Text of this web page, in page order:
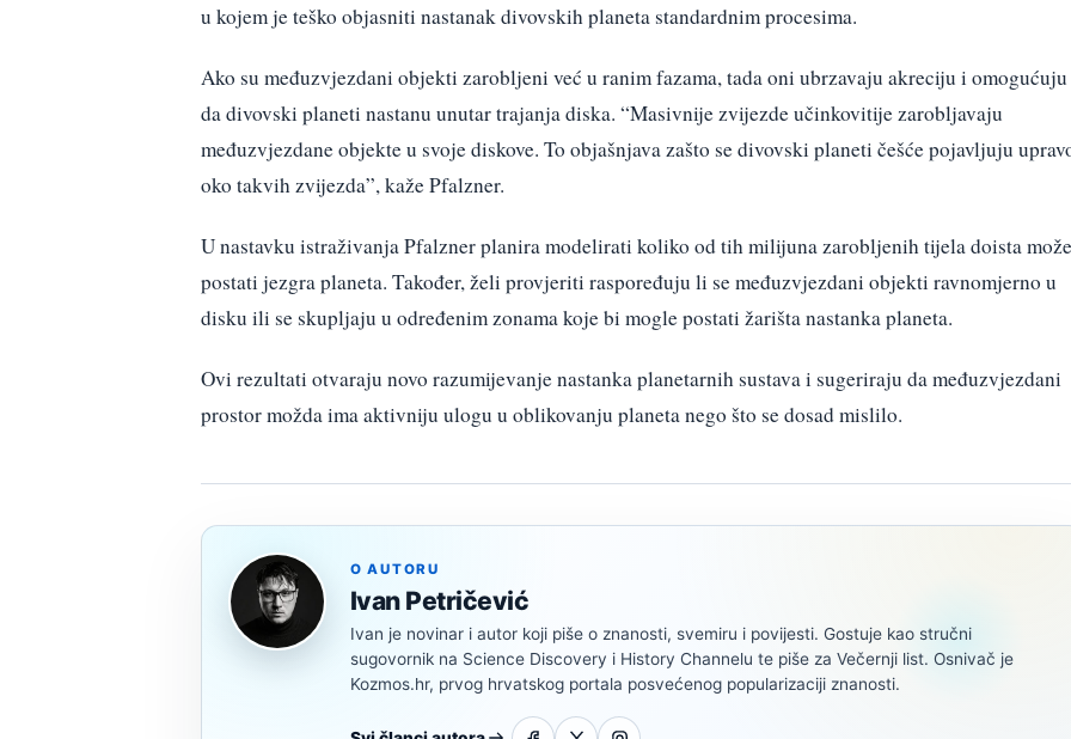
u kojem je teško objasniti nastanak divovskih planeta standardnim procesima.
Ako su međuzvjezdani objekti zarobljeni već u ranim fazama, tada oni ubrzavaju akreciju i omogućuju
da divovski planeti nastanu unutar trajanja diska. “Masivnije zvijezde učinkovitije zarobljavaju
međuzvjezdane objekte u svoje diskove. To objašnjava zašto se divovski planeti češće pojavljuju
oko takvih zvijezda”, kaže Pfalzner.
U nastavku istraživanja Pfalzner planira modelirati koliko od tih milijuna zarobljenih tijela doista može
postati jezgra planeta. Također, želi provjeriti raspoređuju li se međuzvjezdani objekti ravnomjerno u
disku ili se skupljaju u određenim zonama koje bi mogle postati žarišta nastanka planeta.
Ovi rezultati otvaraju novo razumijevanje nastanka planetarnih sustava i sugeriraju da međuzvjezdani
prostor možda ima aktivniju ulogu u oblikovanju planeta nego što se dosad mislilo.
O AUTORU
Ivan Petričević
Ivan je novinar i autor koji piše o znanosti, svemiru i povijesti. Gostuje kao stručni
sugovornik na Science Discovery i History Channelu te piše za Večernji list. Osnivač je
Kozmos.hr, prvog hrvatskog portala posvećenog popularizaciji znanosti.